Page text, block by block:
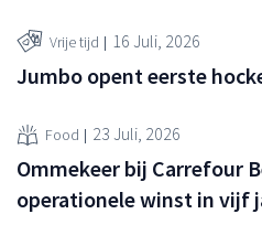
Vrije tijd 16 Juli, 2026
Jumbo opent eerste
Food 23 Juli, 2026
Ommekeer bij Carrefour
operationele winst in vijf